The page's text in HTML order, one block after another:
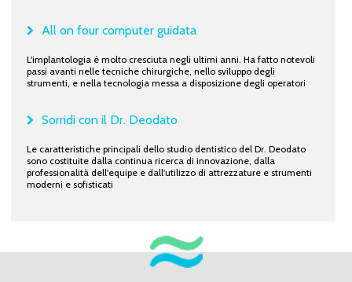
All on four computer guidata
L'implantologia è molto cresciuta negli ultimi anni. Ha fatto notevoli
passi avanti nelle tecniche chirurgiche, nello sviluppo degli
strumenti, e nella tecnologia messa a disposizione degli operatori
Sorridi con il Dr. Deodato
Le caratteristiche principali dello studio dentistico del Dr. Deodato
sono costituite dalla continua ricerca di innovazione, dalla
professionalità dell'equipe e dall'utilizzo di attrezzature e strumenti
moderni e sofisticati